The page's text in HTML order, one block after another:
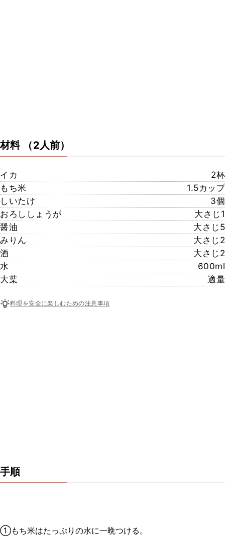
材料 （2人前）
イカ
2杯
もち米
1.5カップ
しいたけ
3個
おろししょうが
大さじ1
醤油
大さじ5
みりん
大さじ2
酒
大さじ2
水
600ml
大葉
適量
料理を安全に楽しむための注意事項
手順
①もち米はたっぷりの水に一晩つける。